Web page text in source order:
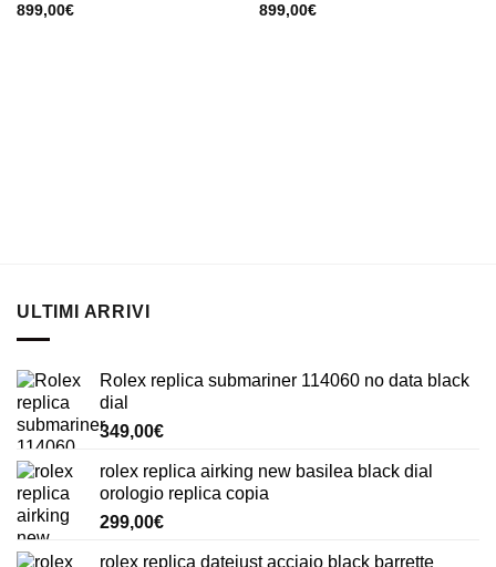
899,00€
899,00€
ULTIMI ARRIVI
Rolex replica submariner 114060 no data black
dial
349,00€
rolex replica airking new basilea black dial
orologio replica copia
299,00€
rolex replica datejust acciaio black barrette